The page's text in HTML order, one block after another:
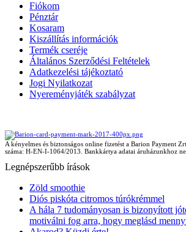
Fiókom
Pénztár
Kosaram
Kiszállítás információk
Termék cseréje
Általános Szerződési Feltételek
Adatkezelési tájékoztató
Jogi Nyilatkozat
Nyereményjáték szabályzat
A kényelmes és biztonságos online fizetést a Barion Payment
száma: H-EN-I-1064/2013. Bankkártya adatai áruházunkhoz
Legnépszerűbb írások
Zöld smoothie
Diós piskóta citromos túrókrémmel
A hála 7 tudományosan is bizonyított
motiválni fog arra, hogy meglásd